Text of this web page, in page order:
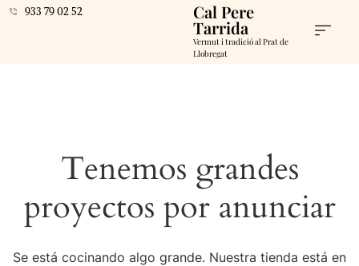
933 79 02 52 Cal Pere
Tarrida
Vermut i tradició al Prat de
Llobregat
Tenemos grandes
proyectos por anunciar
Se está cocinando algo grande. Nuestra tienda está en